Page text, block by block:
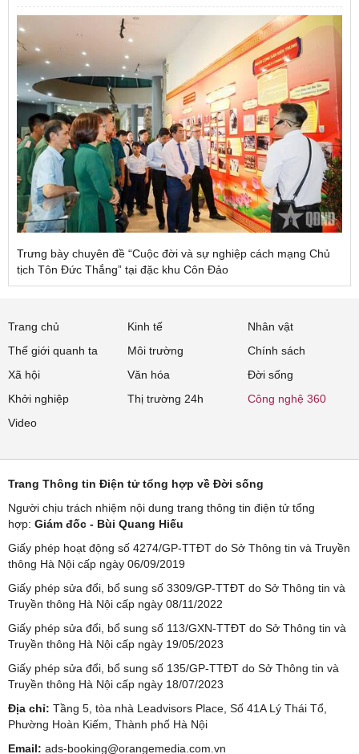
Trưng bày chuyên đề “Cuộc đời và sự nghiệp cách mạng Chủ
tịch Tôn Đức Thắng” tại đặc khu Côn Đảo
Trang chủ Kinh tế
Nhân vật
Thế giới quanh ta
Môi trường
Chính sách
Xã hội
Văn hóa
Đời sống
Khởi nghiệp
Thị trường 24h
Công nghệ 360
Video
Trang Thông tin Điện tử tổng hợp về Đời sống
Người chịu trách nhiệm nội dung trang thông tin điện tử tổng
hợp: Giám đốc - Bùi Quang Hiếu
Giấy phép hoạt động số 4274/GP-TTĐT do Sở Thông tin và Truyền
thông Hà Nội cấp ngày 06/09/2019
Giấy phép sửa đổi, bổ sung số 3309/GP-TTĐT do Sở Thông tin và
Truyền thông Hà Nội cấp ngày 08/11/2022
Giấy phép sửa đổi, bổ sung số 113/GXN-TTĐT do Sở Thông tin và
Truyền thông Hà Nội cấp ngày 19/05/2023
Giấy phép sửa đổi, bổ sung số 135/GP-TTĐT do Sở Thông tin và
Truyền thông Hà Nội cấp ngày 18/07/2023
Địa chỉ: Tầng 5, tòa nhà Leadvisors Place, Số 41A Lý Thái Tổ,
Phường Hoàn Kiếm, Thành phố Hà Nội
Email: ads-booking@orangemedia.com.vn